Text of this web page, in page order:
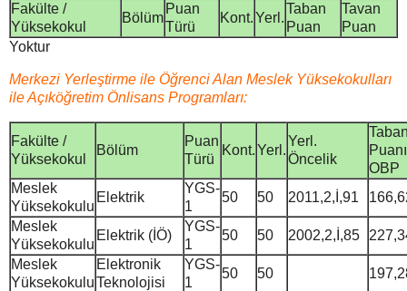
Fakülte /
Yüksekokul
Bölüm
Puan
Türü
Kont.Yerl.
Taban
Puan
Tavan
Puan
Yoktur
Merkezi Yerleştirme ile Öğrenci Alan Meslek Yüksekokulları
ile Açıköğretim Önlisans Programları:
Fakülte /
Yüksekokul
Bölüm
Puan
Türü
Kont.Yerl.
Yerl.
Öncelik
Puanı
OBP
Meslek
Yüksekokulu
Elektrik
YGS-
1
50 50 2011,2,İ,91
Meslek
Yüksekokulu
Elektrik (İÖ)
YGS-
1
50 50 2002,2,İ,85
Meslek
Yüksekokulu
Elektronik
Teknolojisi
YGS-
1
50 50